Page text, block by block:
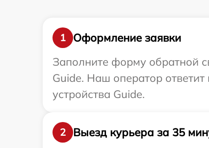
1
Оформление заявки
Заполните форму обратной
Guide. Наш оператор
устройства Guide.
2
Выезд курьера за 35